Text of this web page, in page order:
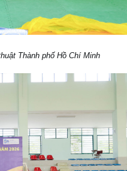
Thành phố Hồ Chí Minh